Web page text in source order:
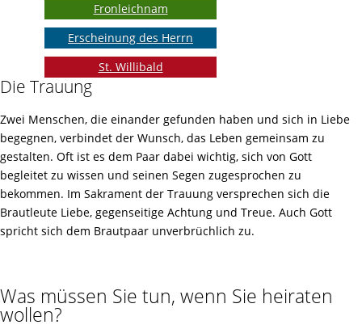
Fronleichnam
Erscheinung des Herrn
St. Willibald
Die Trauung
Zwei Menschen, die einander gefunden haben und sich in Liebe
begegnen, verbindet der Wunsch, das Leben gemeinsam zu
gestalten. Oft ist es dem Paar dabei wichtig, sich von Gott
begleitet zu wissen und seinen Segen zugesprochen zu
bekommen. Im Sakrament der Trauung versprechen sich die
Brautleute Liebe, gegenseitige Achtung und Treue. Auch Gott
spricht sich dem Brautpaar unverbrüchlich zu.
Was müssen Sie tun, wenn Sie heiraten
wollen?